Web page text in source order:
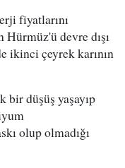
fiyatlarını
Hürmüz'ü devre dışı
ikinci çeyrek karının
bir düşüş yaşayıp
olup olmadığı